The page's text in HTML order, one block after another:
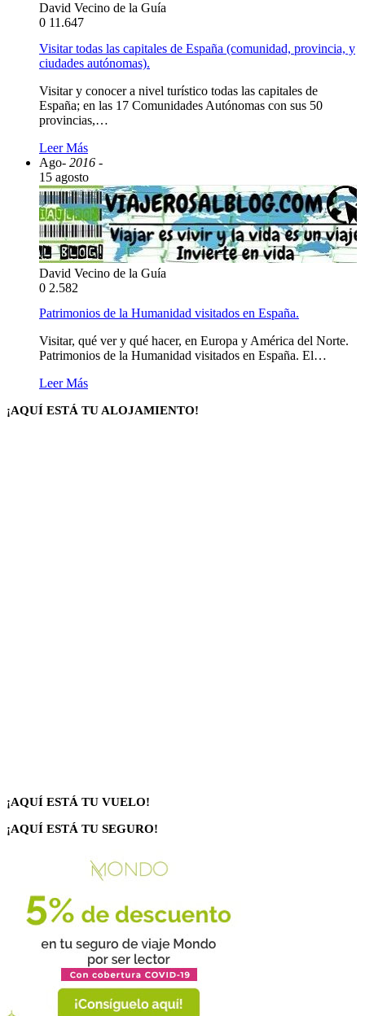
David Vecino de la Guía
0 11.647
Visitar todas las capitales de España (comunidad, provincia, y
ciudades autónomas).
Visitar y conocer a nivel turístico todas las capitales de
España; en las 17 Comunidades Autónomas con sus 50
provincias,…
Leer Más
Ago- 2016 -
15 agosto
David Vecino de la Guía
0 2.582
Patrimonios de la Humanidad visitados en España.
Visitar, qué ver y qué hacer, en Europa y América del Norte.
Patrimonios de la Humanidad visitados en España. El…
Leer Más
¡AQUÍ ESTÁ TU ALOJAMIENTO!
¡AQUÍ ESTÁ TU VUELO!
¡AQUÍ ESTÁ TU SEGURO!